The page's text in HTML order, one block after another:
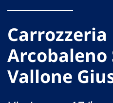
Carrozzeria
Arcobaleno
Vallone